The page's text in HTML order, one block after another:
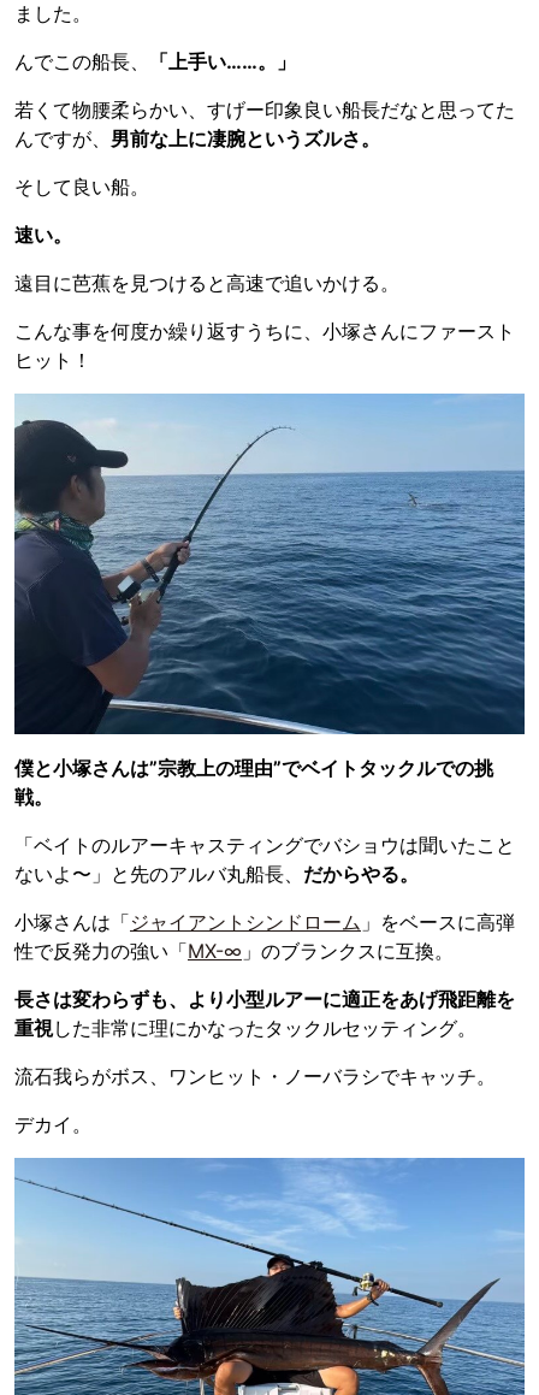
ました。
んでこの船長、
「上手い……。」
若くて物腰柔らかい、すげー印象良い船長だなと思ってた
んですが、 男前な上に凄腕というズルさ。
そして良い船。
速い。
遠目に芭蕉を見つけると高速で追いかける。
こんな事を何度か繰り返すうちに、小塚さんにファースト
ヒット！
僕と小塚さんは”宗教上の理由”でベイトタックルでの挑
戦。
「ベイトのルアーキャスティングでバショウは聞いたこと
ないよ〜」と先のアルバ丸船長、 だからやる。
小塚さんは「ジャイアントシンドローム 」をベースに高弾
性で反発力の強い「MX-∞ 」のブランクスに互換。
長さは変わらずも、より小型ルアーに適正をあげ飛距離を
重視した非常に理にかなったタックルセッティング。
流石我らがボス、ワンヒット・ノーバラシでキャッチ。
デカイ。